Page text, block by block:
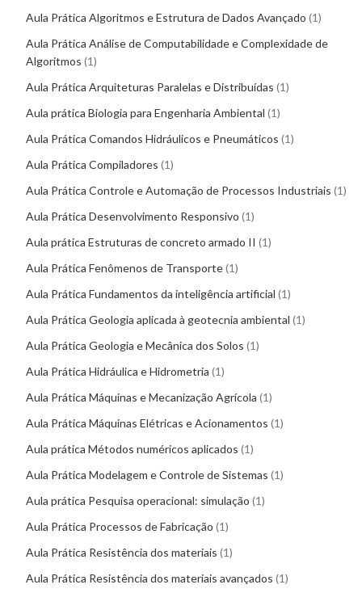
Aula Prática Algoritmos e Estrutura de Dados Avançado 1
Aula Prática Análise de Computabilidade e Complexidade de
Algoritmos 1
Aula Prática Arquiteturas Paralelas e Distribuídas 1
Aula prática Biologia para Engenharia Ambiental 1
Aula Prática Comandos Hidráulicos e Pneumáticos 1
Aula Prática Compiladores 1
Aula Prática Controle e Automação de Processos Industriais 1
Aula Prática Desenvolvimento Responsivo 1
Aula prática Estruturas de concreto armado II 1
Aula Prática Fenômenos de Transporte 1
Aula Prática Fundamentos da inteligência artificial 1
Aula Prática Geologia aplicada à geotecnia ambiental 1
Aula Prática Geologia e Mecânica dos Solos 1
Aula Prática Hidráulica e Hidrometria 1
Aula Prática Máquinas e Mecanização Agrícola 1
Aula Prática Máquinas Elétricas e Acionamentos 1
Aula prática Métodos numéricos aplicados 1
Aula Prática Modelagem e Controle de Sistemas 1
Aula prática Pesquisa operacional: simulação 1
Aula Prática Processos de Fabricação 1
Aula Prática Resistência dos materiais 1
Aula Prática Resistência dos materiais avançados 1